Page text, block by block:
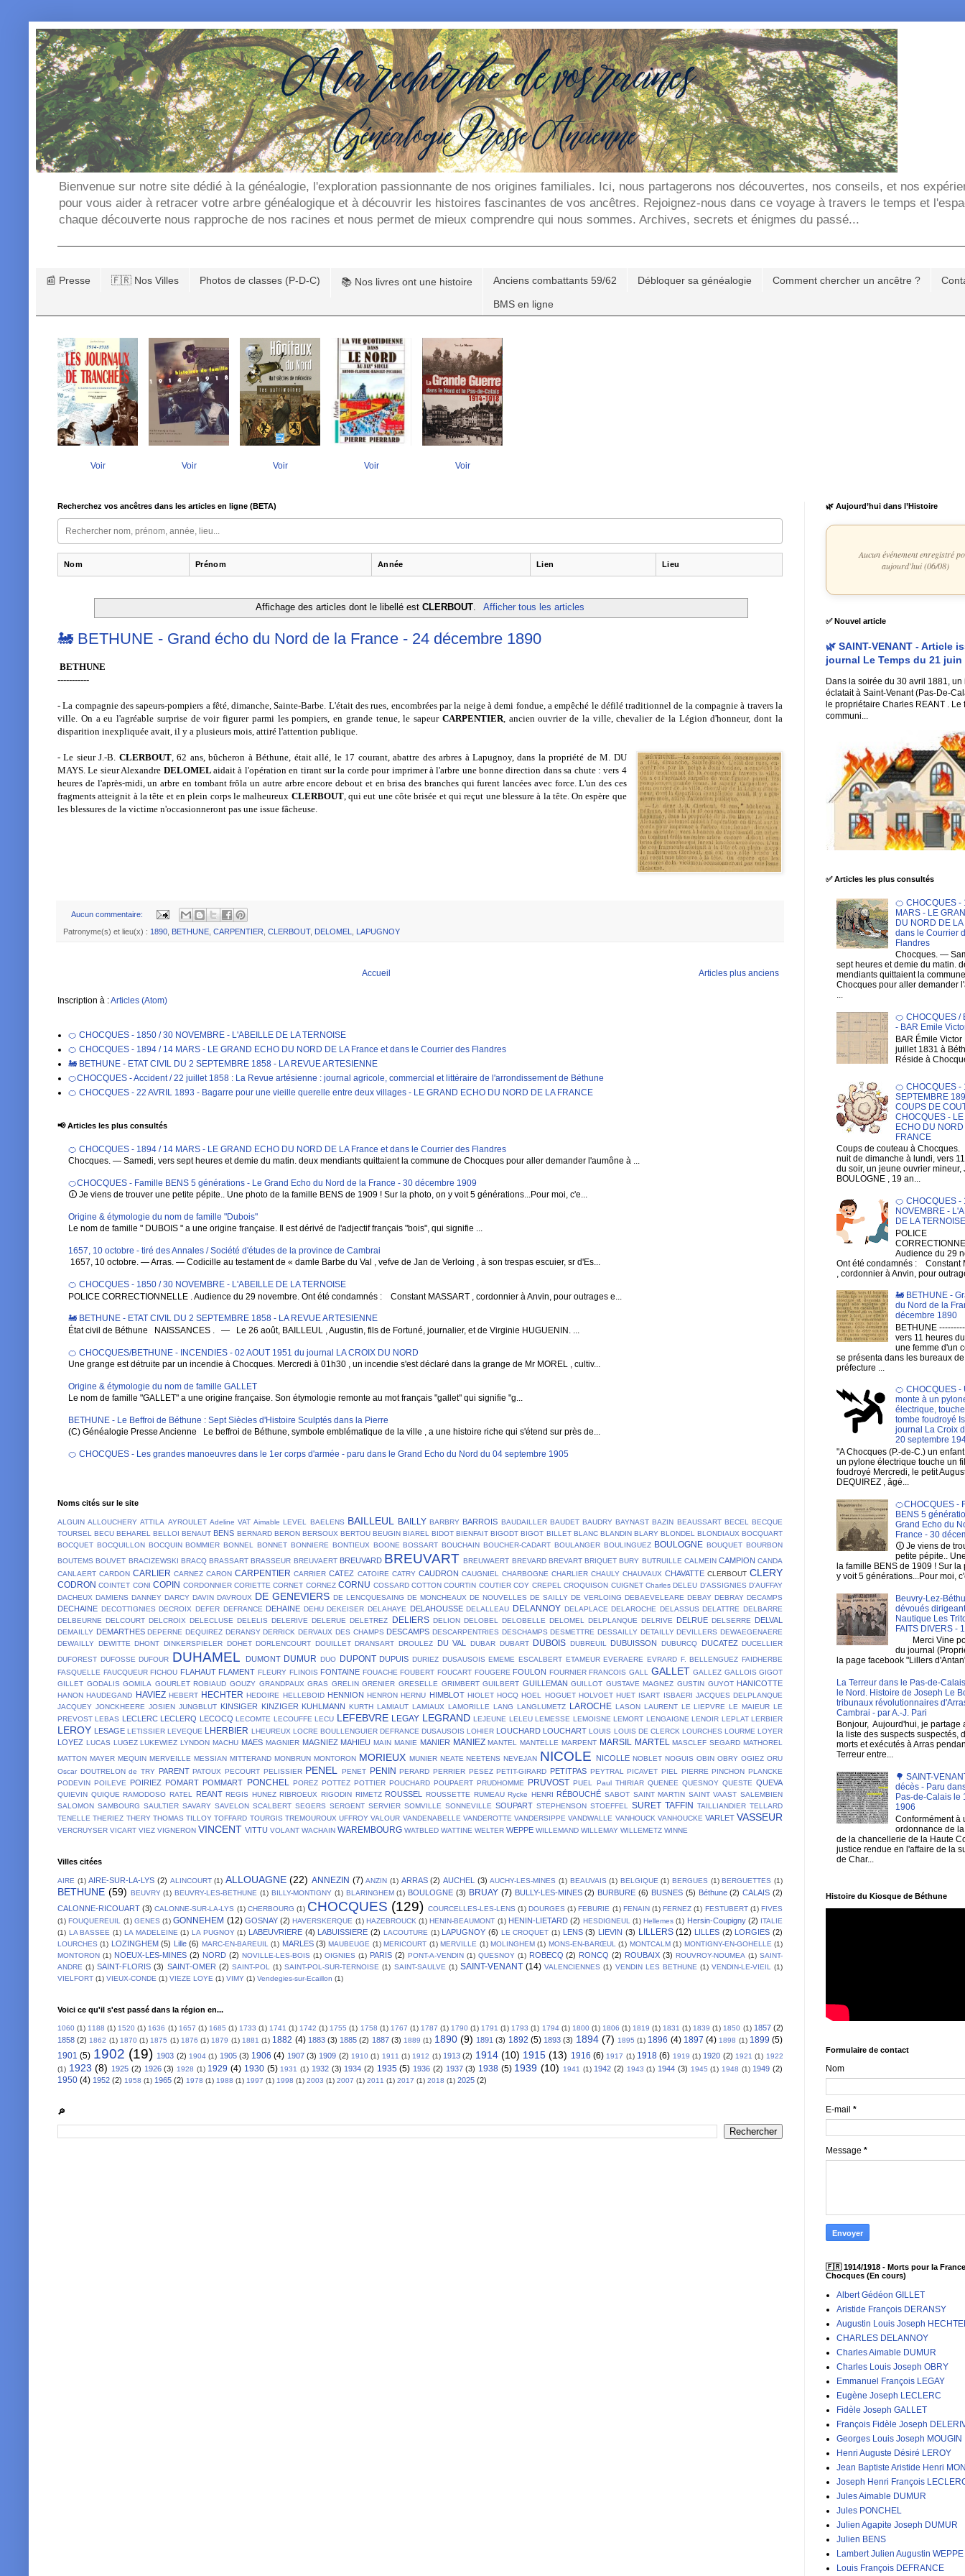
Bienvenue sur notre site dédié à la généalogie, l'exploration passionnante de nos origines familiales. Ici, nous partagerons nos découvertes, nos conseils, et nos
pour vous aider à retracer votre arbre généalogique et à découvrir les histoires fascinantes de vos ancêtres. Rejoignez-nous dans ce voyage à travers le temps et
chaque découverte nous rapproche de nos racines et nous permet de mieux comprendre qui nous sommes. Archives, secrets et énigmes du passé...
📰 Presse 🇫🇷 Nos Villes Photos de classes (P-D-C) 📚 Nos livres ont une histoire Anciens combattants 59/62 Débloquer sa généalogie Comment chercher un ancêtre ?
BMS en ligne
Voir Voir Voir Voir Voir
Recherchez vos ancêtres dans les articles en ligne (BETA)
Nom Prénom Année Lien Lieu
Affichage des articles dont le libellé estCLERBOUT Afficher tous les articles
🚂 BETHUNE - Grand écho du Nord de la France - 24 décembre 1890
BETHUNE
-----------
- La compagnie des sapeurs-pompiers a fêté, dimanche, Sainte-Barbe. L'était des rues, encombrées par la neige à demi fondue, a empêché le défilé traditionnel de la compagnie à travers la
ville. On a eu l'agréable surprise de voir figurer parmi les pompiers, en grande tenue, le sapeur CARPENTIER, ancien ouvrier de la ville, chevalier de la Légion d'honneur, dont la
disparition inexpliquée avait, il y a plusieurs mois, attiré l'attention publique.
- Le sieur J.-B. CLERBOUT, 62 ans, bûcheron à Béthune, était allé, le 17 courant, abattre des arbres à Lapugnoy, dans la propriété de M. DU
MAYS. Le sieur Alexandre DELOMEL aidait à l'opération en tirant sur la corde pour imprimer à l'arbre une bonne direction dans sa chute : vers 4
heures de l'après-midi, un arbre en tombant frôla un autre arbre encore debout et en brisa des branches qui furent lancées avec force. L'un des ces
fragments atteignit à la tête et en plein corps le malheureux CLERBOUT, qui eut une côte brisée et qui reçut une blessure à la tête. On espère que
les blessures de la victime n'occasionneront pas une issue fâcheuse.
Aucun commentaire:
Patronyme(s) et lieu(x) : 1890 BETHUNE CARPENTIER CLERBOUT, DELOMEL LAPUGNOY
Articles plus anciens
Accueil
Inscription à :Articles (Atom)
🍊 CHOCQUES - 1850 / 30 NOVEMBRE - L'ABEILLE DE LA TERNOISE
🍊 CHOCQUES - 1894 / 14 MARS - LE GRAND ECHO DU NORD DE LA France et dans le Courrier des Flandres
🚂 BETHUNE - ETAT CIVIL DU 2 SEPTEMBRE 1858 - LA REVUE ARTESIENNE
🍊CHOCQUES - Accident / 22 juillet 1858 : La Revue artésienne : journal agricole, commercial et littéraire de l'arrondissement de Béthune
🍊 CHOCQUES - 22 AVRIL 1893 - Bagarre pour une vieille querelle entre deux villages - LE GRAND ECHO DU NORD DE LA FRANCE
📢 Articles les plus consultés
🍊 CHOCQUES - 1894 / 14 MARS - LE GRAND ECHO DU NORD DE LA France et dans le Courrier des Flandres
Chocques. — Samedi, vers sept heures et demie du matin. deux mendiants quittaient la commune de Chocques pour aller demander l'aumône à ...
🍊CHOCQUES - Famille BENS 5 générations - Le Grand Echo du Nord de la France - 30 décembre 1909
🛈 Je viens de trouver une petite pépite.. Une photo de la famille BENS de 1909 ! Sur la photo, on y voit 5 générations...Pour moi, c'e...
Origine & étymologie du nom de famille "Dubois"
Le nom de famille " DUBOIS " a une origine française. Il est dérivé de l'adjectif français "bois", qui signifie ...
1657, 10 octobre - tiré des Annales / Société d'études de la province de Cambrai
1657, 10 octobre. — Arras. — Codicille au testament de « damle Barbe du Val , vefve de Jan de Verloing , à son trespas escuier, sr d'Es...
🍊 CHOCQUES - 1850 / 30 NOVEMBRE - L'ABEILLE DE LA TERNOISE
POLICE CORRECTIONNELLE . Audience du 29 novembre. Ont été condamnés : Constant MASSART , cordonnier à Anvin, pour outrages e...
🚂 BETHUNE - ETAT CIVIL DU 2 SEPTEMBRE 1858 - LA REVUE ARTESIENNE
État civil de Béthune NAISSANCES . — Le 26 août, BAILLEUL , Augustin, fils de Fortuné, journalier, et de Virginie HUGUENIN. ...
🍊 CHOCQUES/BETHUNE - INCENDIES - 02 AOUT 1951 du journal LA CROIX DU NORD
Une grange est détruite par un incendie à Chocques. Mercredi à 01h30 , un incendie s'est déclaré dans la grange de Mr MOREL , cultiv...
Origine & étymologie du nom de famille GALLET
Le nom de famille "GALLET" a une origine française. Son étymologie remonte au mot français "gallet" qui signifie "g...
BETHUNE - Le Beffroi de Béthune : Sept Siècles d'Histoire Sculptés dans la Pierre
(C) Généalogie Presse Ancienne Le beffroi de Béthune, symbole emblématique de la ville , a une histoire riche qui s'étend sur près de...
🍊 CHOCQUES - Les grandes manoeuvres dans le 1er corps d'armée - paru dans le Grand Echo du Nord du 04 septembre 1905
Noms cités sur le site
ALGUIN ALLOUCHERY ATTILA AYROULET Adeline VAT Aimable LEVEL BAELENS BAILLEUL BAILLY BARBRY BARROIS BAUDAILLER BAUDET BAUDRY BAYNAST BAZIN BEAUSSART BECEL
BECQUE
TOURSEL
BECU BEHAREL BELLOI BENAUT BENS BERNARD BERON BERSOUX BERTOU BEUGIN BIAREL BIDOT BIENFAIT BIGODT BIGOT BILLET BLANC BLANDIN BLARY BLONDEL BLONDIAUX BOCQUART
BOCQUET BOCQUILLON BOCQUIN BOMMIER BONNEL BONNET BONNIERE BONTIEUX BOONE BOSSART BOUCHAIN BOUCHER-CADART BOULANGER BOULINGUEZ BOULOGNE BOUQUET BOURBON
BOUTEMS BOUVET BRACIZEWSKI BRACQ BRASSART BRASSEUR BREUVAERT BREUVARD BREUVART BREUWAERT BREVARD BREVART BRIQUET BURY BUTRUILLE CALMEIN CAMPION CANDA
CANLAERT CARDON CARLIER CARNEZ CARON CARPENTIER CARRIER CATEZ CATOIRE CATRY CAUDRON CAUGNIEL CHARBOGNE CHARLIER CHAULY CHAUVAUX CHAVATTE CLERBOUT CLERY
CODRON COINTET CONI COPIN CORDONNIER CORIETTE CORNET CORNEZ CORNU COSSARD COTTON COURTIN COUTIER COY CREPEL CROQUISON CUIGNET Charles DELEU D'ASSIGNIES D'AUFFAY
DACHEUX DAMIENS DANNEY DARCY DAVIN DAVROUX DE GENEVIERS DE LENCQUESAING DE MONCHEAUX DE NOUVELLES DE SAILLY DE VERLOING DEBAEVELEARE DEBAY DEBRAY DECAMPS
DECHAINE DECOTTIGNIES DECROIX DEFER DEFRANCE DEHAINE DEHU DEKEISER DELAHAYE DELAHOUSSE DELALLEAU DELANNOY DELAPLACE DELAROCHE DELASSUS DELATTRE DELBARRE
DELBEURNE DELCOURT DELCROIX DELECLUSE DELELIS DELERIVE DELERUE DELETREZ DELIERS DELION DELOBEL DELOBELLE DELOMEL DELPLANQUE DELRIVE DELRUE DELSERRE DELVAL
DEMAILLY DEMARTHES DEPERNE DEQUIREZ DERANSY DERRICK DERVAUX DES CHAMPS DESCAMPS DESCARPENTRIES DESCHAMPS DESMETTRE DESSAILLY DETAILLY DEVILLERS DEWAEGENAERE
DEWAILLY DEWITTE DHONT DINKERSPIELER DOHET DORLENCOURT DOUILLET DRANSART DROULEZ DU VAL DUBAR DUBART DUBOIS DUBREUIL DUBUISSON DUBURCQ DUCATEZ DUCELLIER
DUFOREST DUFOSSE DUFOUR DUHAMEL DUMONT DUMUR DUO DUPONT DUPUIS DURIEZ DUSAUSOIS EMEME ESCALBERT ETAMEUR EVERAERE EVRARD F. BELLENGUEZ FAIDHERBE
FASQUELLE FAUCQUEUR FICHOU FLAHAUT FLAMENT FLEURY FLINOIS FONTAINE FOUACHE FOUBERT FOUCART FOUGERE FOULON FOURNIER FRANCOIS GALL GALLET GALLEZ GALLOIS GIGOT
GILLET GODALIS GOMILA GOURLET ROBIAUD GOUZY GRANDPAUX GRAS GRELIN GRENIER GRESELLE GRIMBERT GUILBERT GUILLEMAN GUILLOT GUSTAVE MAGNEZ GUSTIN GUYOT HANICOTTE
HANON HAUDEGAND HAVIEZ HEBERT HECHTER HEDOIRE HELLEBOID HENNION HENRON HERNU HIMBLOT HIOLET HOCQ HOEL HOGUET HOLVOET HUET ISART ISBAERI JACQUES DELPLANQUE
JACQUEY JONCKHEERE JOSIEN JUNGBLUT KINSIGER KINZIGER KUHLMANN KURTH LAMIAUT LAMIAUX LAMORILLE LANG LANGLUMETZ LAROCHE LASON LAURENT LE LIEPVRE LE MAIEUR LE
PREVOST LEBAS LECLERC LECLERQ LECOCQ LECOMTE LECOUFFE LECU LEFEBVRE LEGAY LEGRAND LEJEUNE LELEU LEMESSE LEMOISNE LEMORT LENGAIGNE LENOIR LEPLAT LERBIER
LEROY LESAGE LETISSIER LEVEQUE LHERBIER LHEUREUX LOCRE BOULLENGUIER DEFRANCE DUSAUSOIS LOHIER LOUCHARD LOUCHART LOUIS LOUIS DE CLERCK LOURCHES LOURME LOYER
LOYEZ LUCAS LUGEZ LUKEWIEZ LYNDON MACHU MAES MAGNIER MAGNIEZ MAHIEU MAIN MANIE MANIER MANIEZ MANTEL MANTELLE MARPENT MARSIL MARTEL MASCLEF SEGARD MATHOREL
MATTON MAYER MEQUIN MERVEILLE MESSIAN MITTERAND MONBRUN MONTORON MORIEUX MUNIER NEATE NEETENS NEVEJAN NICOLE NICOLLE NOBLET NOGUIS OBIN OBRY OGIEZ ORU
Oscar DOUTRELON de TRY PARENT PATOUX PECOURT PELISSIER PENEL PENET PENIN PERARD PERRIER PESEZ PETIT-GIRARD PETITPAS PEYTRAL PICAVET PIEL PIERRE PINCHON PLANCKE
PODEVIN POILEVE POIRIEZ POMART POMMART PONCHEL POREZ POTTEZ POTTIER POUCHARD POUPAERT PRUDHOMME PRUVOST PUEL Paul THIRIAR QUENEE QUESNOY QUESTE QUEVA
QUIEVIN QUIQUE RAMODOSO RATEL REANT REGIS HUNEZ RIBROEUX RIGODIN RIMETZ ROUSSEL ROUSSETTE RUMEAU Rycke HENRI RÉBOUCHÉ SABOT SAINT MARTIN SAINT VAAST SALEMBIEN
SALOMON SAMBOURG SAULTIER SAVARY SAVELON SCALBERT SEGERS SERGENT SERVIER SOMVILLE SONNEVILLE SOUPART STEPHENSON STOEFFEL SURET TAFFIN TAILLIANDIER TELLARD
TENELLE THERIEZ THERY THOMAS TILLOY TOFFARD TOURGIS TREMOUROUX UFFROY VALOUR VANDENABELLE VANDEROTTE VANDERSIPPE VANDWALLE VANHOUCK VANHOUCKE VARLET VASSEUR
VERCRUYSER VICART VIEZ VIGNERON VINCENT VITTU VOLANT WACHAIN WAREMBOURG WATBLED WATTINE WELTER WEPPE WILLEMAND WILLEMAY WILLEMETZ WINNE
Villes citées
AIRE (1) AIRE-SUR-LA-LYS (2) ALINCOURT (1) ALLOUAGNE (22) ANNEZIN (7) ANZIN (1) ARRAS (2) AUCHEL (3) AUCHY-LES-MINES (1) BEAUVAIS (1) BELGIQUE (1) BERGUES (1) BERGUETTES (1)
BETHUNE (59) BEUVRY (1) BEUVRY-LES-BETHUNE (1) BILLY-MONTIGNY (1) BLARINGHEM (1) BOULOGNE (3) BRUAY (7) BULLY-LES-MINES (2) BURBURE (6) BUSNES (5) Béthune (2) CALAIS (2)
CALONNE-RICOUART (3) CALONNE-SUR-LA-LYS (1) CHERBOURG (1) CHOCQUES (129) COURCELLES-LES-LENS (1) DOURGES (1) FEBURIE (1) FENAIN (1) FERNEZ (1) FESTUBERT (1) FIVES
(1) FOUQUEREUIL (1) GENES (1) GONNEHEM (12) GOSNAY (2) HAVERSKERQUE (1) HAZEBROUCK (1) HENIN-BEAUMONT (1) HENIN-LIETARD (2) HESDIGNEUL (1) Hellemes (1) Hersin-Coupigny (2) ITALIE
(1) LA BASSEE (1) LA MADELEINE (1) LA PUGNOY (1) LABEUVRIERE (4) LABUISSIERE (2) LACOUTURE (1) LAPUGNOY (6) LE CROQUET (1) LENS (3) LIEVIN (3) LILLERS (12) LILLES (2) LORGIES (2)
LOURCHES (1) LOZINGHEM (5) Lille (6) MARC-EN-BAREUIL (1) MARLES (3) MAUBEUGE (1) MERICOURT (1) MERVILLE (1) MOLINGHEM (1) MONS-EN-BARŒUL (1) MONTCALM (1) MONTIGNY-EN-GOHELLE (1)
MONTORON (1) NOEUX-LES-MINES (2) NORD (2) NOVILLE-LES-BOIS (1) OIGNIES (1) PARIS (2) PONT-A-VENDIN (1) QUESNOY (1) ROBECQ (2) RONCQ (2) ROUBAIX (3) ROUVROY-NOUMEA (1) SAINT-
ANDRE (1) SAINT-FLORIS (3) SAINT-OMER (2) SAINT-POL (1) SAINT-POL-SUR-TERNOISE (1) SAINT-SAULVE (1) SAINT-VENANT (14) VALENCIENNES (1) VENDIN LES BETHUNE (1) VENDIN-LE-VIEIL
(1)
VIELFORT (1) VIEUX-CONDE (1) VIEZE LOYE (1) VIMY (1) Vendegies-sur-Ecaillon (1)
Voici ce qu'il s'est passé dans la région en...
1060 (1) 1188 (1) 1520 (1) 1636 (1) 1657 (1) 1685 (1) 1733 (1) 1741 (1) 1742 (1) 1755 (1) 1758 (1) 1767 (1) 1787 (1) 1790 (1) 1791 (1) 1793 (1) 1794 (1) 1800 (1) 1806 (1) 1819 (1) 1831 (1) 1839 (1) 1850 (1) 1857 (2)
1858 (2) 1862 (1) 1870 (1) 1875 (1) 1876 (1) 1879 (1) 1881 (1) 1882 (4) 1883 (3) 1885 (2) 1887 (3) 1889 (1) 1890 (9) 1891 (3) 1892 (5) 1893 (3) 1894 (7) 1895 (1) 1896 (4) 1897 (4) 1898 (1) 1899 (5)
1901 (5) 1902 (19) 1903 (2) 1904 (1) 1905 (3) 1906 (4) 1907 (3) 1909 (2) 1910 (1) 1911 (1) 1912 (1) 1913 (2) 1914 (10) 1915 (13) 1916 (6) 1917 (1) 1918 (6) 1919 (1) 1920 (2) 1921 (1) 1922
(1) 1923 (8) 1925 (2) 1926 (3) 1928 (1) 1929 (4) 1930 (5) 1931 (1) 1932 (3) 1934 (2) 1935 (5) 1936 (2) 1937 (3) 1938 (5) 1939 (10) 1941 (1) 1942 (2) 1943 (1) 1944 (3) 1945 (1) 1948 (1) 1949 (2)
1950 (4) 1952 (2) 1958 (1) 1965 (2) 1978 (1) 1988 (1) 1997 (1) 1998 (1) 2003 (1) 2007 (1) 2011 (1) 2017 (1) 2018 (1) 2025 (2)
🔎
🌿 Aujourd’hui dans l’Histoire
Aucun événement enregistré
aujourd'hui (06/08)
✅ Nouvel article
🌿 SAINT-VENANT - Article
journal Le Temps du 21 juin
Dans la soirée du 30 avril 1881,
éclatait à Saint-Venant (Pas-De-
le propriétaire Charles REANT . Le
communi...
✅ Articles les plus consultés
🍊 CHOCQUES -
MARS - LE
DU NORD DE
dans le Courrier
Flandres
Chocques. —
sept heures et demie du matin.
mendiants quittaient la
Chocques pour aller demander
...
🍊 CHOCQUES /
- BAR Emile
BAR Émile Victor
juillet 1831 à
Réside à
🍊 CHOCQUES -
SEPTEMBRE
COUPS DE
CHOCQUES -
ECHO DU
FRANCE
Coups de couteau à
nuit de dimanche à lundi, vers
du soir, un jeune ouvrier mineur,
BOULOGNE , 19 an...
🍊 CHOCQUES -
NOVEMBRE -
DE LA TERNOISE
POLICE
Audience du 29
Ont été condamnés : Constant
, cordonnier à Anvin, pour
🚂 BETHUNE -
du Nord de la
décembre 1890
BETHUNE
vers 11 heures
une femme d'un
se présenta dans les bureaux
préfecture ...
🍊 CHOCQUES -
monte à un
électrique,
tombe foudroyé
journal La Croix
20 septembre
"A Chocques (P.-de-C.) un
un pylone électrique touche un
foudroyé Mercredi, le petit
DEQUIREZ , âgé...
🍊CHOCQUES -
BENS 5
Grand Echo du
France - 30
🛈 Je viens de
petite pépite..
la famille BENS de 1909 ! Sur la
y voit 5 générations...Pour moi,
Beuvry-Lez-
dévoués
Nautique Les
FAITS DIVERS -
Merci Vine
du journal
la page facebook "Lillers
La Terreur dans le Pas-de-
le Nord. Histoire de Joseph Le
tribunaux révolutionnaires
Cambrai - par A.-J. Pari
Bonjour, Aujourd'hui, je partage
la liste des suspects suspectés,
morts et exécutés à Arras
Terreur entre...
🌳 SAINT-
décès - Paru
Pas-de-Calais le
1906
Conformément à
ordonnance de
de la chancellerie de la Haute
justice rendue en l'affaire de la
de Char...
Histoire du Kiosque de Béthune
Formulaire de contact
Nom
E-mail *
Message *
🇫🇷 1914/1918 - Morts pour la
Chocques (En cours)
Albert Gédéon GILLET
Aristide François DERANSY
Augustin Louis Joseph
CHARLES DELANNOY
Charles Aimable DUMUR
Charles Louis Joseph OBRY
Emmanuel François LEGAY
Eugène Joseph LECLERC
Fidèle Joseph GALLET
François Fidèle Joseph
Georges Louis Joseph MOUGIN
Henri Auguste Désiré LEROY
Jean Baptiste Aristide Henri
Joseph Henri François
Jules Aimable DUMUR
Jules PONCHEL
Julien Agapite Joseph DUMUR
Julien BENS
Lambert Julien Augustin WEPPE
Louis François DEFRANCE